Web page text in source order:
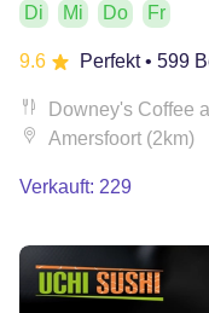
Di Mi Do Fr
9.6 Perfekt• 599
Downey's Coffee
Amersfoort (2km)
Verkauft: 229